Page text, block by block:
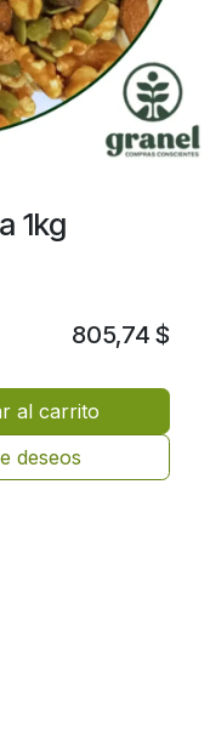
1kg
al carrito
deseos
805,74 $